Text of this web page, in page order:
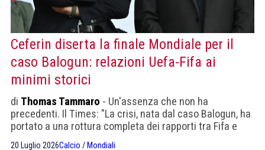
Ceferin diserta la finale Mondiale per il
caso Balogun: relazioni Uefa-Fifa ai
minimi storici
di Thomas Tammaro - Un'assenza che non ha
precedenti. Il Times: "La crisi, nata dal caso Balogun, ha
portato a una rottura completa dei rapporti tra Fifa e
20 Luglio 2026Calcio / Mondiali